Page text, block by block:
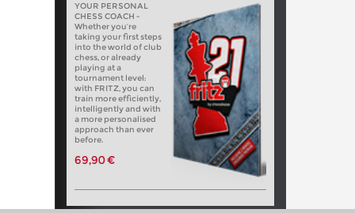
YOUR PERSONAL
CHESS COACH -
Whether you’re
taking your first steps
into the world of club
chess, or already
playing at a
tournament level:
with FRITZ, you can
train more efficiently,
intelligently and with
a more personalised
approach than ever
before.
69,90 €